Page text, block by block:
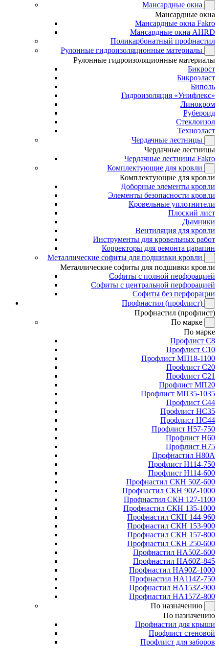
Мансардные окна
Мансардные окна
Мансардные окна Fakro
Мансардные окна AHRD
Поликарбонатный профнастил
Рулонные гидроизоляционные материалы
Рулонные гидроизоляционные материалы
Бикрост
Бикроэласт
Биполь
Гидроизоляция «Унифлекс»
Линокром
Рубероид
Стеклоизол
Техноэласт
Чердачные лестницы
Чердачные лестницы
Чердачные лестницы Fakro
Комплектующие для кровли
Комплектующие для кровли
Доборные элементы кровли
Элементы безопасности кровли
Кровельные уплотнители
Плоский лист
Дымники
Вентиляция для кровли
Инструменты для кровельных работ
Корректоры для ремонта царапин
Металлические софиты для подшивки кровли
Металлические софиты для подшивки кровли
Софиты с полной перфорацией
Софиты с центральной перфорацией
Софиты без перфорации
Профнастил (профлист)
Профнастил (профлист)
По марке
По марке
Профлист С8
Профлист С10
Профлист МП18-1100
Профлист С20
Профлист С21
Профлист МП20
Профлист МП35-1035
Профлист С44
Профлист НС35
Профлист НС44
Профлист Н57-750
Профлист Н60
Профлист Н75
Профнастил Н80А
Профлист Н114-750
Профлист Н114-600
Профнастил СКН 50Z-600
Профнастил СКН 90Z-1000
Профнастил СКН 127-1100
Профнастил СКН 135-1000
Профнастил СКН 144-960
Профнастил СКН 153-900
Профнастил СКН 157-800
Профнастил СКН 250-600
Профнастил НА50Z-600
Профнастил НА60Z-845
Профнастил НА90Z-1000
Профнастил НА114Z-750
Профнастил НА153Z-900
Профнастил НА157Z-800
По назначению
По назначению
Профнастил для крыши
Профлист стеновой
Профлист для заборов